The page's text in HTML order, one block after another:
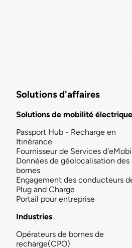
Solutions d'affaires
Solutions de mobilité électrique
Passport Hub - Recharge en
Itinérance
Fournisseur de Services
Données de géolocalisation des
bornes
Engagement des conducteurs
Plug and Charge
Portail pour entreprise
Industries
Opérateurs de bornes de
recharge(CPO)